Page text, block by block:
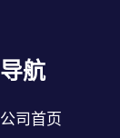
导航
公司首页